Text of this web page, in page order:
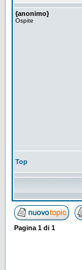
{anonimo}
Ospite
Top
Pagina 1 di 1